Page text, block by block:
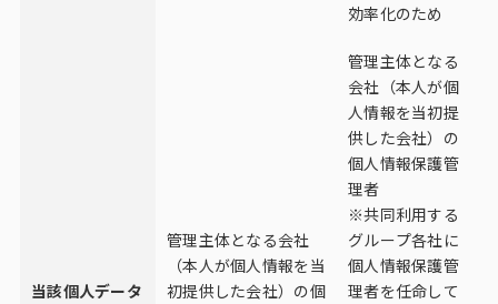
効率化のため
当該個人データ
管理主体となる会社
（本人が個人情報を当
初提供した会社）の個
管理主体となる
会社（本人が個
人情報を当初提
供した会社）の
個人情報保護管
理者
※共同利用する
グループ各社に
個人情報保護管
理者を任命して